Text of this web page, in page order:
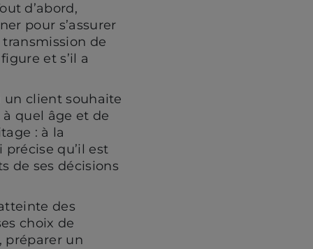
d’abord,
pour s’assurer
de
et s’il a
un client souhaite
quel âge et de
: à la
qu’il est
de ses décisions
des
choix de
préparer un